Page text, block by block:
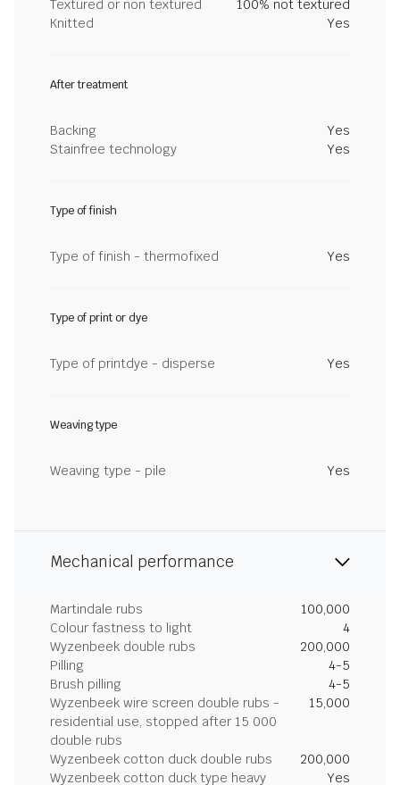
Textured or non textured
100% not textured
Knitted
Yes
After treatment
Backing
Yes
Stainfree technology
Yes
Type of finish
Type of finish - thermofixed Yes
Type of print or dye
Type of printdye - disperse Yes
Weaving type
Weaving type - pile Yes
Mechanical performance
Martindale rubs
100,000
Colour fastness to light
4
Wyzenbeek double rubs
200,000
Pilling
4-5
Brush pilling
4-5
Wyzenbeek wire screen double rubs -
residential use, stopped after 15 000
double rubs
15,000
Wyzenbeek cotton duck double rubs
200,000
Wyzenbeek cotton duck type heavy
Yes